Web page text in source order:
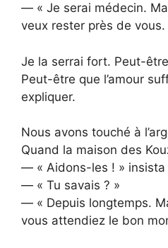
— « Je serai médecin.
veux rester près de vous.
Je la serrai fort. Peut-
Peut-être que l’amour
expliquer.
Nous avons touché à
Quand la maison des
— « Aidons-les ! » insista
— « Tu savais ? »
— « Depuis longtemps.
vous attendiez le bon